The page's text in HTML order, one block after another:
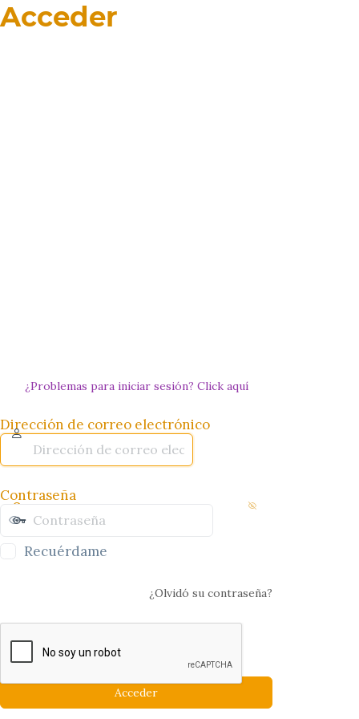
Acceder
¿Problemas para iniciar sesión? Click aquí
Dirección de correo electrónico
Contraseña
Recuérdame
¿Olvidó su contraseña?